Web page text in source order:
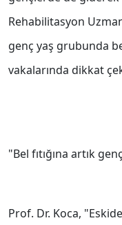
Rehabilitasyon
genç yaş grubunda
vakalarında dikkat
"Bel fıtığına artık
Prof. Dr. Koca,